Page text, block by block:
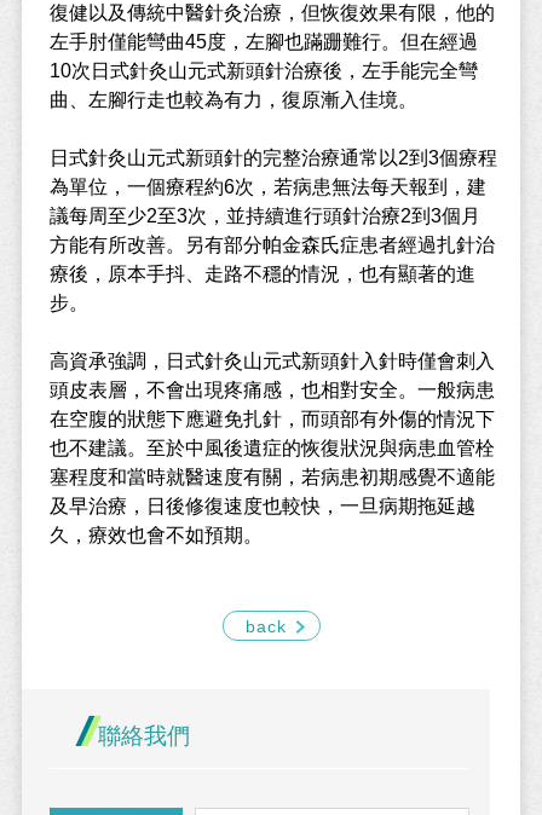
復健以及傳統中醫針灸治療，但恢復效果有限，他的
左手肘僅能彎曲45度，左腳也蹣跚難行。但在經過
10次日式針灸山元式新頭針治療後，左手能完全彎
曲、左腳行走也較為有力，復原漸入佳境。
日式針灸山元式新頭針的完整治療通常以2到3個療程
為單位，一個療程約6次，若病患無法每天報到，建
議每周至少2至3次，並持續進行頭針治療2到3個月
方能有所改善。另有部分帕金森氏症患者經過扎針治
療後，原本手抖、走路不穩的情況，也有顯著的進
步。
高資承強調，日式針灸山元式新頭針入針時僅會刺入
頭皮表層，不會出現疼痛感，也相對安全。一般病患
在空腹的狀態下應避免扎針，而頭部有外傷的情況下
也不建議。至於中風後遺症的恢復狀況與病患血管栓
塞程度和當時就醫速度有關，若病患初期感覺不適能
及早治療，日後修復速度也較快，一旦病期拖延越
久，療效也會不如預期。
back
聯絡我們